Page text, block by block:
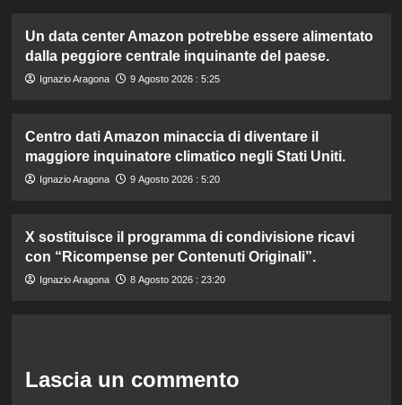
Un data center Amazon potrebbe essere alimentato
dalla peggiore centrale inquinante del paese.
Ignazio Aragona 9 Agosto 2026 : 5:25
Centro dati Amazon minaccia di diventare il
maggiore inquinatore climatico negli Stati Uniti.
Ignazio Aragona 9 Agosto 2026 : 5:20
X sostituisce il programma di condivisione ricavi
con “Ricompense per Contenuti Originali”.
Ignazio Aragona 8 Agosto 2026 : 23:20
Lascia un commento